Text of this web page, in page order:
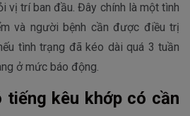
vị trí ban đầu. Đây chính là một tình
và người bệnh cần được điều trị
tình trạng đã kéo dài quá 3 tuần
ở mức báo động.
tiếng kêu khớp có cần